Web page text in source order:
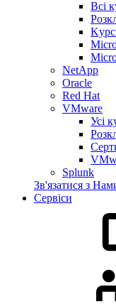
Всі
NetApp
Oracle
Red Hat
VMware
Усі
Splunk
Зв'язатися з
Сервіси